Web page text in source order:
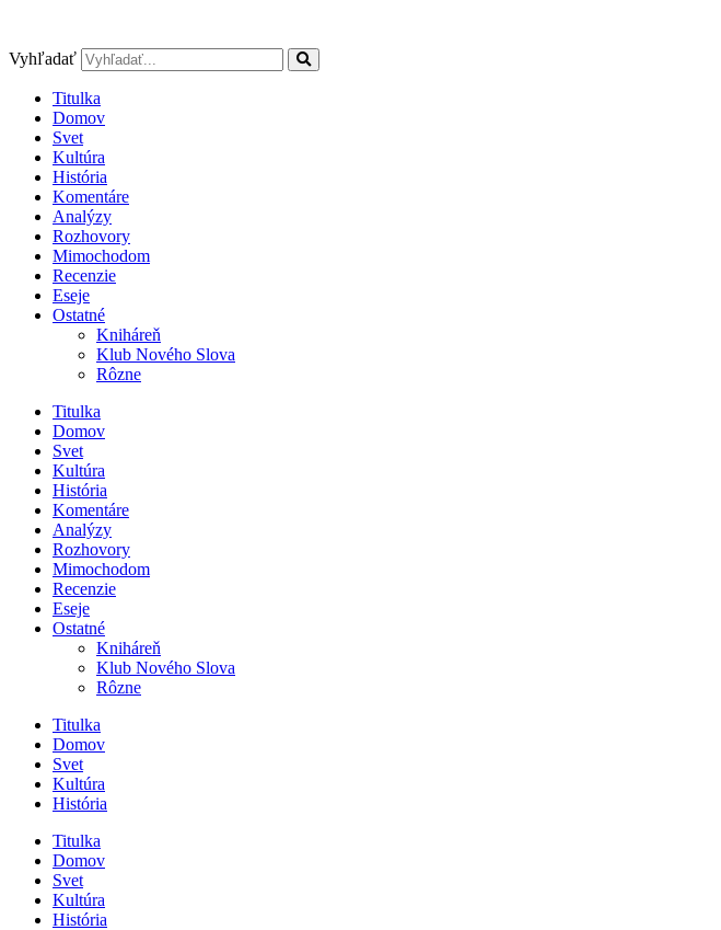
obsah
Vyhľadať
Titulka
Domov
Svet
Kultúra
História
Komentáre
Analýzy
Rozhovory
Mimochodom
Recenzie
Eseje
Ostatné
Kniháreň
Klub Nového Slova
Rôzne
Titulka
Domov
Svet
Kultúra
História
Komentáre
Analýzy
Rozhovory
Mimochodom
Recenzie
Eseje
Ostatné
Kniháreň
Klub Nového Slova
Rôzne
Titulka
Domov
Svet
Kultúra
História
Titulka
Domov
Svet
Kultúra
História